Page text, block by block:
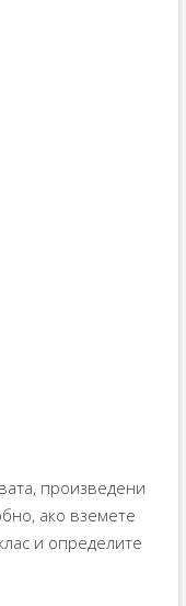
произведени
ако вземете
и определите